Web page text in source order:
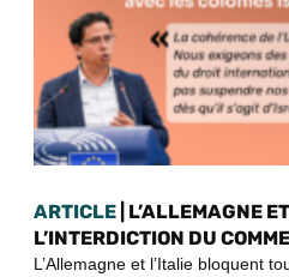
ARTICLE | L’ALLEMAGNE
L’INTERDICTION DU
L’Allemagne et l’Italie bloquent